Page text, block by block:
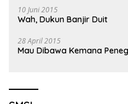
10 Juni 2015
Wah, Dukun Banjir Duit
28 April 2015
Mau Dibawa Kemana